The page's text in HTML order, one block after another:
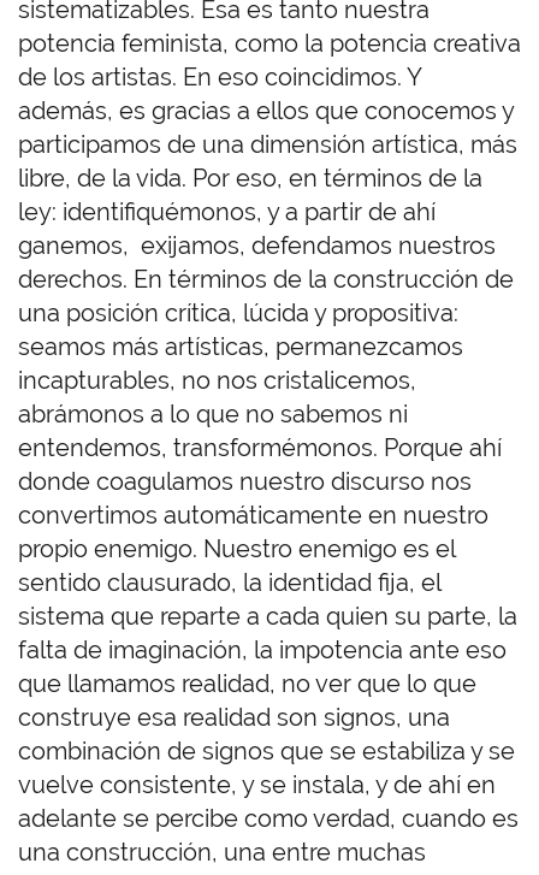
sistematizables. Esa es tanto nuestra
potencia feminista, como la potencia creativa
de los artistas. En eso coincidimos. Y
además, es gracias a ellos que conocemos y
participamos de una dimensión artística, más
libre, de la vida. Por eso, en términos de la
ley: identifiquémonos, y a partir de ahí
ganemos, exijamos, defendamos nuestros
derechos. En términos de la construcción de
una posición crítica, lúcida y propositiva:
seamos más artísticas, permanezcamos
incapturables, no nos cristalicemos,
abrámonos a lo que no sabemos ni
entendemos, transformémonos. Porque ahí
donde coagulamos nuestro discurso nos
convertimos automáticamente en nuestro
propio enemigo. Nuestro enemigo es el
sentido clausurado, la identidad fija, el
sistema que reparte a cada quien su parte, la
falta de imaginación, la impotencia ante eso
que llamamos realidad, no ver que lo que
construye esa realidad son signos, una
combinación de signos que se estabiliza y se
vuelve consistente, y se instala, y de ahí en
adelante se percibe como verdad, cuando es
una construcción, una entre muchas